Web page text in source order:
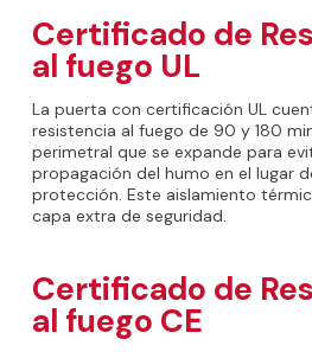
Certificado de
al fuego UL
La puerta con certificación UL
resistencia al fuego de 90 y 180
perimetral que se expande para
propagación del humo en el lugar
protección. Este aislamiento
capa extra de seguridad.
Certificado de
al fuego CE